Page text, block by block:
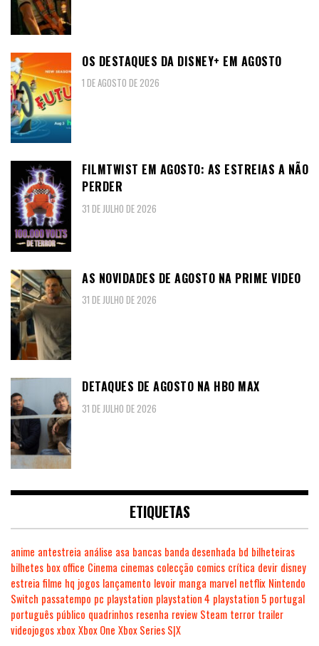
OS DESTAQUES DA DISNEY+ EM AGOSTO
1 DE AGOSTO DE 2026
FILMTWIST EM AGOSTO: AS ESTREIAS A NÃO
PERDER
31 DE JULHO DE 2026
AS NOVIDADES DE AGOSTO NA PRIME VIDEO
31 DE JULHO DE 2026
DETAQUES DE AGOSTO NA HBO MAX
31 DE JULHO DE 2026
ETIQUETAS
anime antestreia análise asa bancas banda desenhada bd bilheteiras
bilhetes box office Cinema cinemas colecção comics crítica devir disney
estreia filme hq jogos lançamento levoir manga marvel netflix Nintendo
Switch passatempo pc playstation playstation 4 playstation 5 portugal
português público quadrinhos resenha review Steam terror trailer
videojogosxboxXbox One Xbox Series S|X